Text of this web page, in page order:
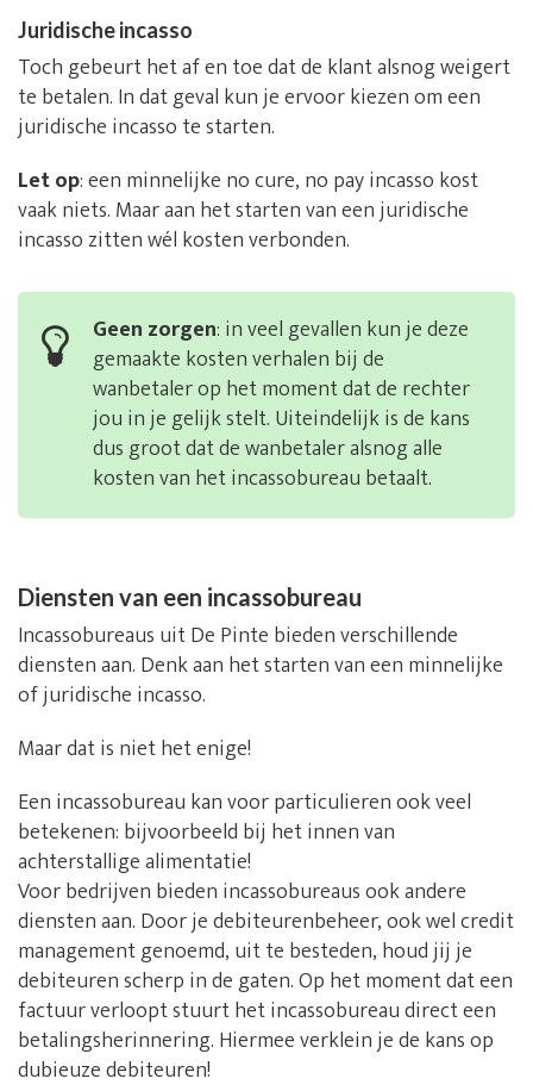
Juridische incasso
Toch gebeurt het af en toe dat de klant alsnog weigert
te betalen. In dat geval kun je ervoor kiezen om een
juridische incasso te starten.
Let op: een minnelijke no cure, no pay incasso kost
vaak niets. Maar aan het starten van een juridische
incasso zitten wél kosten verbonden.
Geen zorgen: in veel gevallen kun je deze
gemaakte kosten verhalen bij de
wanbetaler op het moment dat de rechter
jou in je gelijk stelt. Uiteindelijk is de kans
dus groot dat de wanbetaler alsnog alle
kosten van het incassobureau betaalt.
Diensten van een incassobureau
Incassobureaus uit De Pinte bieden verschillende
diensten aan. Denk aan het starten van een minnelijke
of juridische incasso.
Maar dat is niet het enige!
Een incassobureau kan voor particulieren ook veel
betekenen: bijvoorbeeld bij het innen van
achterstallige alimentatie!
Voor bedrijven bieden incassobureaus ook andere
diensten aan. Door je debiteurenbeheer, ook wel credit
management genoemd, uit te besteden, houd jij je
debiteuren scherp in de gaten. Op het moment dat een
factuur verloopt stuurt het incassobureau direct een
betalingsherinnering. Hiermee verklein je de kans op
dubieuze debiteuren!